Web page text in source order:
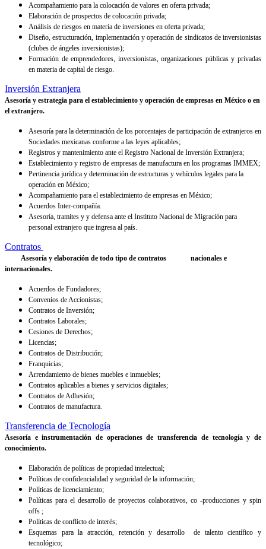
Acompañamiento para la colocación de valores en oferta privada;
Elaboración de prospectos de colocación privada;
Análisis de riesgos en materia de inversiones en oferta privada;
Diseño, estructuración, implementación y operación de sindicatos de inversionistas
(clubes de ángeles inversionistas);
Formación de emprendedores, inversionistas, organizaciones públicas y privadas
en materia de capital de riesgo.
Inversión Extranjera
Asesoría y estrategia para el establecimiento y operación de empresas en México o en
el extranjero.
Asesoría para la determinación de los porcentajes de participación de extranjeros en
Sociedades mexicanas conforme a las leyes aplicables;
Registros y mantenimiento ante el Registro Nacional de Inversión Extranjera;
Establecimiento y registro de empresas de manufactura en los programas IMMEX;
Pertinencia jurídica y determinación de estructuras y vehículos legales para la
operación en México;
Acompañamiento para el establecimiento de empresas en México;
Acuerdos Inter-compañía.
Asesoría, tramites y y defensa ante el Instituto Nacional de Migración para
personal extranjero que ingresa al país.
Contratos
Asesoría y elaboración de todo tipo de contratos
nacionales e
internacionales.
Acuerdos de Fundadores;
Convenios de Accionistas;
Contratos de Inversión;
Contratos Laborales;
Cesiones de Derechos;
Licencias;
Contratos de Distribución;
Franquicias;
Arrendamiento de bienes muebles e inmuebles;
Contratos aplicables a bienes y servicios digitales;
Contratos de Adhesión;
Contratos de manufactura.
Transferencia de Tecnología
Asesoría e instrumentación de operaciones de transferencia de tecnología y de
conocimiento.
Elaboración de políticas de propiedad intelectual;
Políticas de confidencialidad y seguridad de la información;
Políticas de licenciamiento;
Políticas para el desarrollo de proyectos colaborativos, co -producciones y spin
offs ;
Políticas de conflicto de interés;
Esquemas para la atracción, retención y desarrollo
de talento científico y
tecnológico;